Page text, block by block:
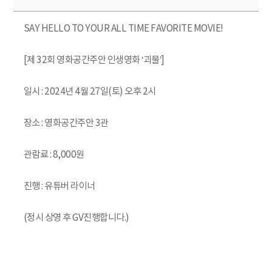
SAY HELLO TO YOUR ALL TIME FAVORITE MOVIE!
[제 32회 영화공간주안 인생영화 ‘괴물’]
일시 : 2024년 4월 27일(토) 오후 2시
장소 : 영화공간주안 3관
관람료 : 8,000원
진행 : 유튜버 라이너
(정시 상영 후 GV진행합니다.)